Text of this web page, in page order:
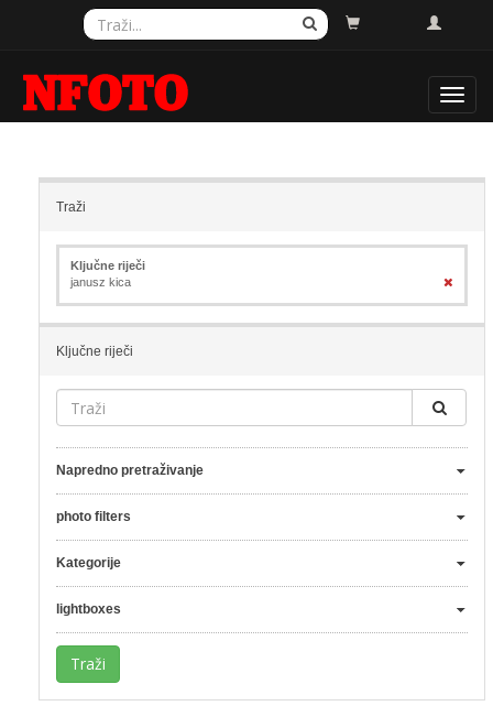
Traži
Ključne riječi
janusz kica
Ključne riječi
Napredno pretraživanje
photo filters
Kategorije
lightboxes